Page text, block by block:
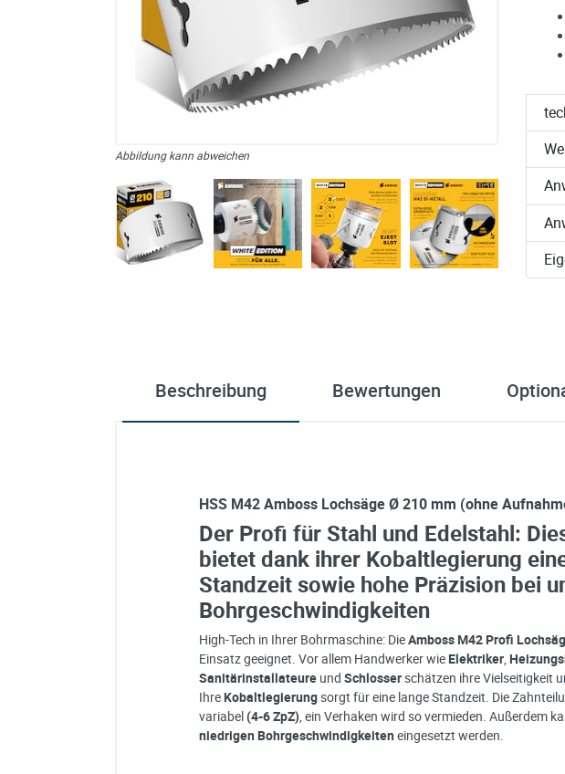
Abbildung kann abweichen
Beschreibung Bewertungen
HSS M42 Amboss Lochsäge Ø 210 mm (ohne
Der Profi für Stahl und Edelstahl:
bietet dank ihrer Kobaltlegierung
Standzeit sowie hohe Präzision bei
Bohrgeschwindigkeiten
High-Tech in Ihrer Bohrmaschine: DieAmboss M42 Profi
Einsatz geeignet. Vor allem Handwerker wie Elektriker,
Sanitärinstallateure und Schlosserschätzen ihre Vielseitigkeit
Ihre Kobaltlegierungsorgt für eine lange Standzeit. Die
variabel(4-6 ZpZ), ein Verhaken wird so vermieden. Außerdem
niedrigen Bohrgeschwindigkeiten eingesetzt werden.